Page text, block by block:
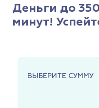
Деньги до
минут!
ВЫБЕРИТЕ СУММУ